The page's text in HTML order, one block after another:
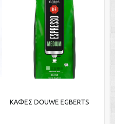
ΚΑΦΕΣ DOUWE EGBERTS